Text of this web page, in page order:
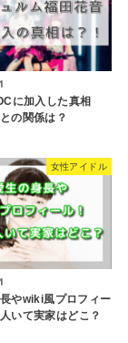
に加入した真相
の関係は？
女性アイドル
やwiki風プロフィー
いて実家はどこ？